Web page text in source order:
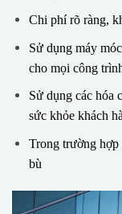
Chi phí rõ ràng,
Sử dụng máy
cho mọi công
Sử dụng các hóa
sức khỏe khách
Trong trường hợp
bù